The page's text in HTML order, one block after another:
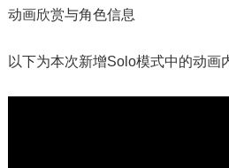
动画欣赏与角色信息
以下为本次新增Solo模式中的动画